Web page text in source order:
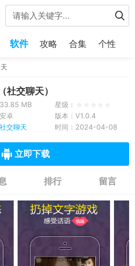
软件 攻略 合集 个性
社交聊天）
MB
星级：
卓
版本：V1.0.4
社交聊天 时间：2024-04-08
立即下载
排行 留言